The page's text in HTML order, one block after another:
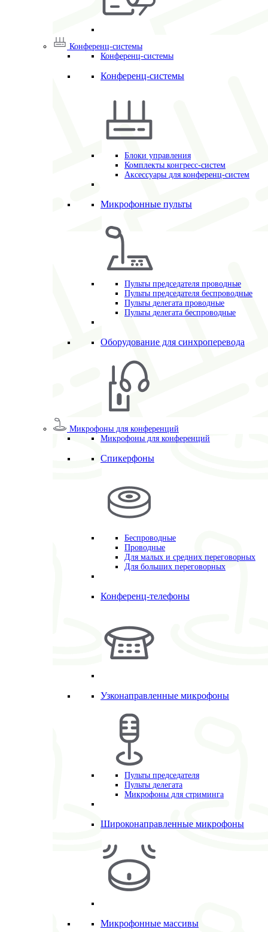
Конференц-системы
Конференц-системы
Конференц-системы
Блоки управления
Комплекты конгресс-систем
Аксессуары для конференц-систем
Микрофонные пульты
Пульты председателя проводные
Пульты председателя беспроводные
Пульты делегата проводные
Пульты делегата беспроводные
Оборудование для синхроперевода
Микрофоны для конференций
Микрофоны для конференций
Спикерфоны
Беспроводные
Проводные
Для малых и средних переговорных
Для больших переговорных
Конференц-телефоны
Узконаправленные микрофоны
Пульты председателя
Пульты делегата
Микрофоны для стриминга
Широконаправленные микрофоны
Микрофонные массивы